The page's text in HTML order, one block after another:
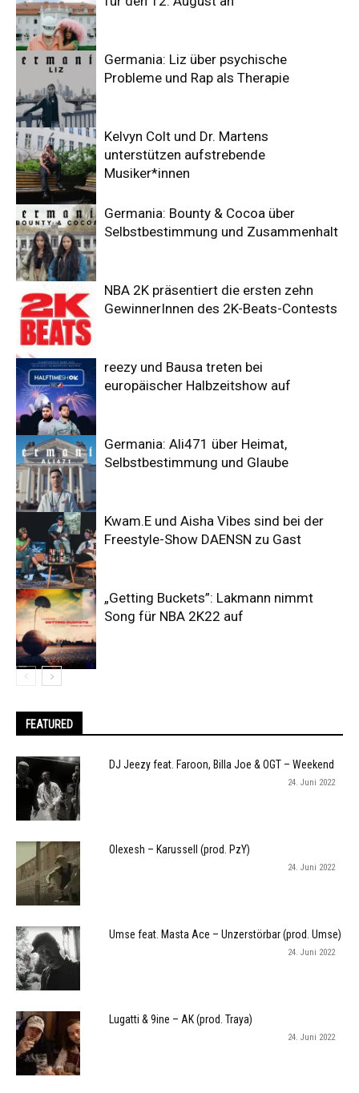
Germania: Liz über psychische
Probleme und Rap als Therapie
Kelvyn Colt und Dr. Martens
unterstützen aufstrebende
Musiker*innen
Germania: Bounty & Cocoa über
Selbstbestimmung und Zusammenhalt
NBA 2K präsentiert die ersten zehn
GewinnerInnen des 2K-Beats-Contests
reezy und Bausa treten bei
europäischer Halbzeitshow auf
Germania: Ali471 über Heimat,
Selbstbestimmung und Glaube
Kwam.E und Aisha Vibes sind bei der
Freestyle-Show DAENSN zu Gast
„Getting Buckets”: Lakmann nimmt
Song für NBA 2K22 auf
FEATURED
DJ Jeezy feat. Faroon, Billa Joe & OGT – Weekend
24. Juni 2022
Olexesh – Karussell (prod. PzY)
24. Juni 2022
Umse feat. Masta Ace – Unzerstörbar (prod. Umse)
24. Juni 2022
Lugatti & 9ine – AK (prod. Traya)
24. Juni 2022